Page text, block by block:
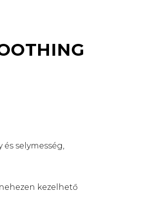
és selymesség,
kezelhető